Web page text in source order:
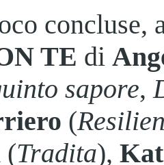
TE di
sapore,
(
(Tradita),